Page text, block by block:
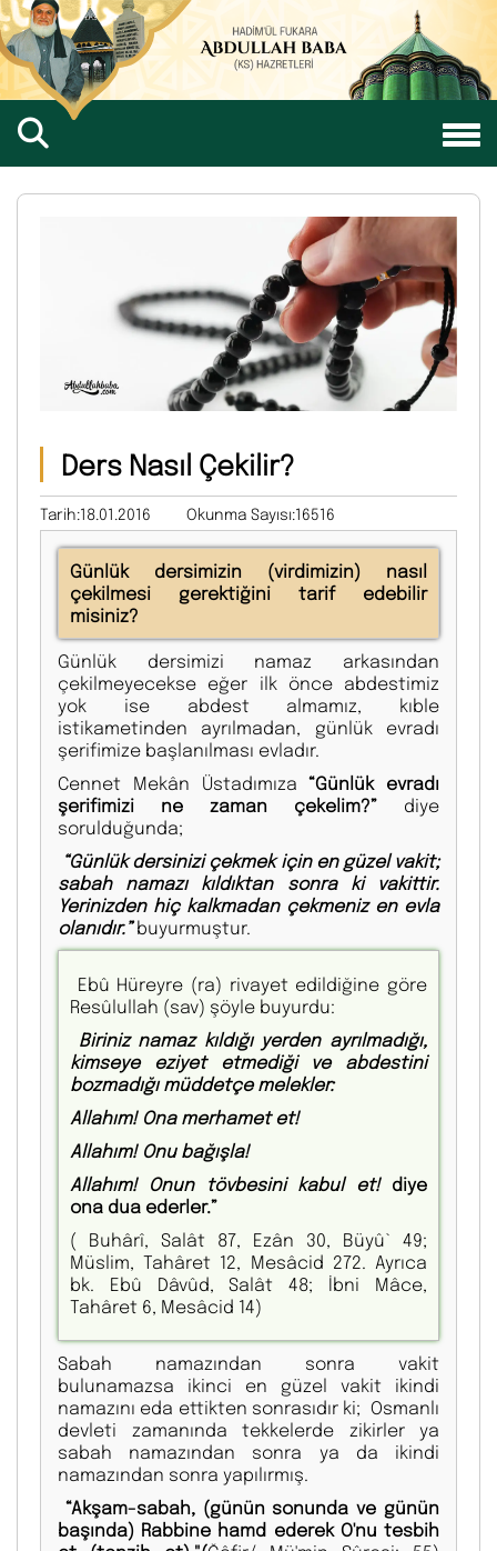
Ders Nasıl Çekilir?
Tarih:18.01.2016 Okunma Sayısı:16516
Günlük dersimizin (virdimizin) nasıl
çekilmesi gerektiğini tarif edebilir
misiniz?
Günlük dersimizi namaz arkasından
çekilmeyecekse eğer ilk önce abdestimiz
yok ise abdest almamız, kıble
istikametinden ayrılmadan, günlük evradı
şerifimize başlanılması evladır.
Cennet Mekân Üstadımıza“Günlük evradı
şerifimizi ne zaman çekelim?” diye
sorulduğunda;
“Günlük dersinizi çekmek için en güzel vakit;
sabah namazı kıldıktan sonra ki vakittir.
Yerinizden hiç kalkmadan çekmeniz en evla
olanıdır.”buyurmuştur.
Ebû Hüreyre (ra) rivayet edildiğine göre
Resûlullah (sav) şöyle buyurdu:
Biriniz namaz kıldığı yerden ayrılmadığı,
kimseye eziyet etmediği ve abdestini
bozmadığı müddetçe melekler:
Allahım! Ona merhamet et!
Allahım! Onu bağışla!
Allahım! Onun tövbesini kabul et! diye
ona dua ederler.”
( Buhârî, Salât 87, Ezân 30, Büyû` 49;
Müslim, Tahâret 12, Mesâcid 272. Ayrıca
bk. Ebû Dâvûd, Salât 48; İbni Mâce,
Tahâret 6, Mesâcid 14)
Sabah namazından sonra vakit
bulunamazsa ikinci en güzel vakit ikindi
namazını eda ettikten sonrasıdır ki; Osmanlı
devleti zamanında tekkelerde zikirler ya
sabah namazından sonra ya da ikindi
namazından sonra yapılırmış.
“Akşam-sabah, (günün sonunda ve günün
başında) Rabbine hamd ederek O'nu tesbih